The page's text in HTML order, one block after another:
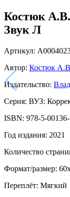
Костюк
Звук Л
Артикул:
Автор: Костюк
Издательство:
Серия: ВУЗ:
ISBN: 978-5-
Год издания: 2021
Количество
Формат/размер:
Переплёт: Мягкий